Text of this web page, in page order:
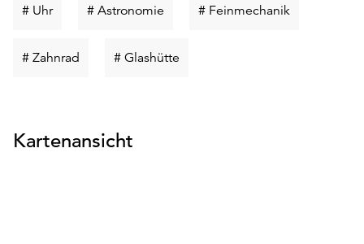
# UhrSchlüsselwort
# Astronomie Schlüsselwort
# Feinmechanik
# Zahnrad Schlüsselwort
# Glashütte
Kartenansicht